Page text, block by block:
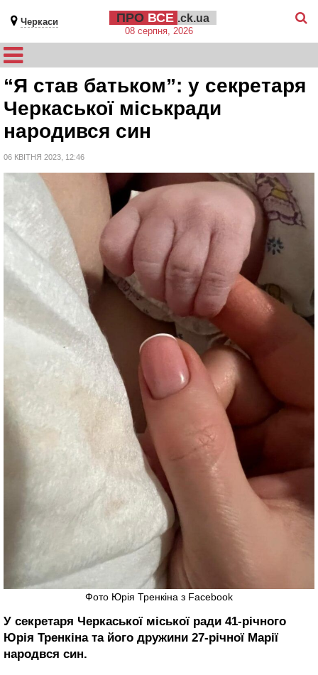
Черкаси ПРО ВСЕ .ck.ua
08 серпня, 2026
“Я став батьком”: у секретаря
Черкаської міськради
народився син
06 КВІТНЯ 2023, 12:46
Фото Юрія Тренкіна з Facebook
У секретаря Черкаської міської ради 41-річного
Юрія Тренкіна та його дружини 27-річної Марії
народвся син.